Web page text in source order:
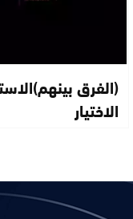
(الفرق
الاختيار